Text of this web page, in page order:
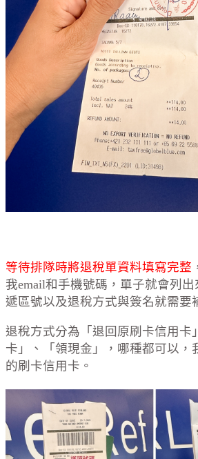
等待排隊時將退稅單資料填寫完整
我email和手機號碼，單子就會列
遞區號以及退稅方式與簽名就需要
退稅方式分為「退回原刷卡信用卡
卡」、「領現金」，哪種都可以，
的刷卡信用卡。